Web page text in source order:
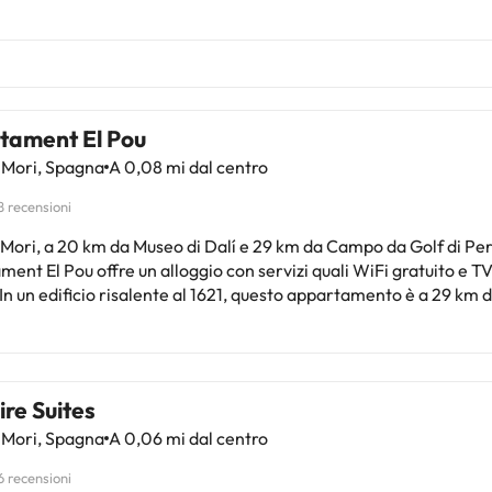
El Pou
Spagna A 0,08 mi dal centro
recensioni
a 20 km da Museo di Dalí e 29 km da Campo da Golf di
El Pou offre un alloggio con servizi quali WiFi gratuito e
un edificio risalente al 1621, questo appartamento è a 29 km
Ferroviaria di Figueres Vilafant è a 21 km da questo
Golf si trova a 25 km di distanza. Aeroporto di
trova a 46 km dalla struttura.Siete pregati di comunicare in
in cui prevedete di arrivare. Potrete inserire questa
Suites
Spagna A 0,06 mi dal centro
recensioni